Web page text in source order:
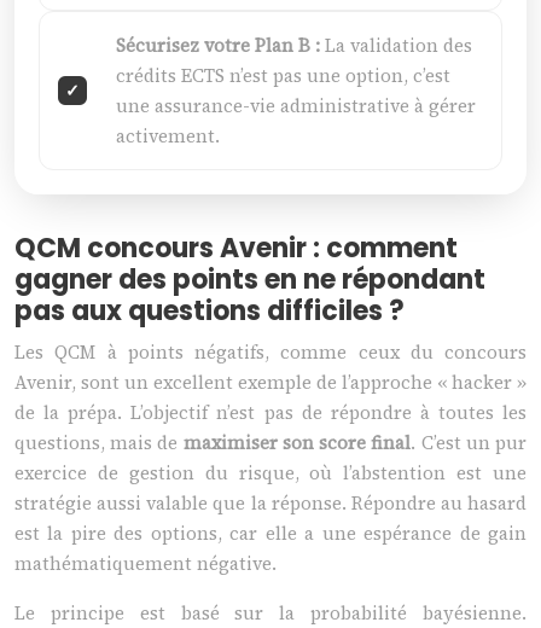
Sécurisez votre Plan B :La validation des
crédits ECTS n’est pas une option, c’est
une assurance-vie administrative à gérer
activement.
QCM concours Avenir : comment
gagner des points en ne répondant
pas aux questions difficiles ?
Les QCM à points négatifs, comme ceux du concours
Avenir, sont un excellent exemple de l’approche « hacker »
de la prépa. L’objectif n’est pas de répondre à toutes les
questions, mais de maximiser son score final. C’est un pur
exercice de gestion du risque, où l’abstention est une
stratégie aussi valable que la réponse. Répondre au hasard
est la pire des options, car elle a une espérance de gain
mathématiquement négative.
Le principe est basé sur la probabilité bayésienne.